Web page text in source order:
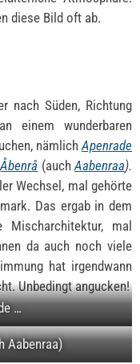
diese Bild oft ab.
nach Süden, Richtung
einem wunderbaren
nämlich Apenrade
Åbenrå (auchAabenraa).
Wechsel, mal gehörte
Das ergab in dem
Mischarchitektur, mal
da auch noch viele
hat irgendwann
Unbedingt angucken!
…
Aabenraa)